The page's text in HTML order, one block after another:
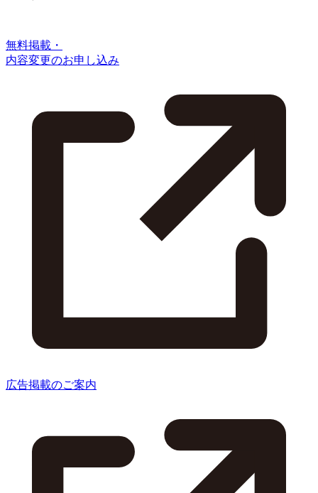
無料掲載・
内容変更のお申し込み
広告掲載のご案内